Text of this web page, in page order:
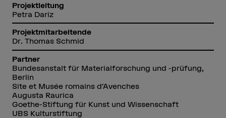
Projektleitung
Petra Dariz
Projektmitarbeitende
Dr. Thomas Schmid
Partner
Bundesanstalt für Materialforschung und -prüfung,
Berlin
Site et Musée romains d’Avenches
Augusta Raurica
Goethe-Stiftung für Kunst und Wissenschaft
UBS Kulturstiftung